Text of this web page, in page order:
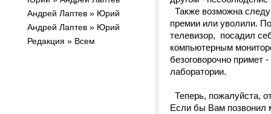
Андрей Лаптев » Юрий
Андрей Лаптев » Юрий
Редакция » Всем
Также возможна
премии или уволили.
телевизор, посадил
компьютерным
безоговорочно примет
лаборатории.
Теперь, пожалуйста,
Если бы Вам